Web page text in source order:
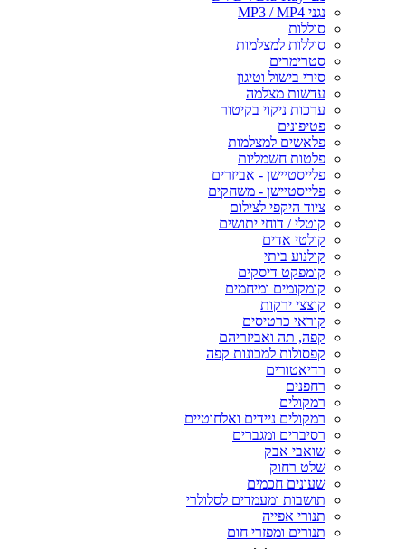
נגני MP3 / MP4
סוללות
סוללות למצלמות
סטרימרים
סירי בישול וטיגון
עדשות מצלמה
ערכות ניקוי בקיטור
פטיפונים
פלאשים למצלמות
פלטות חשמליות
פלייסטיישן - אביזרים
פלייסטיישן - משחקים
ציוד היקפי לצילום
קוטלי / דוחי יתושים
קולטי אדים
קולנוע ביתי
קומפקט דיסקים
קומקומים ומיחמים
קוצצי ירקות
קוראי כרטיסים
קפה, תה ואביזריהם
קפסולות למכונות קפה
רדיאטורים
רחפנים
רמקולים
רמקולים ניידים ואלחוטיים
רסיברים ומגברים
שואבי אבק
שלט רחוק
שעונים חכמים
תושבות ומעמדים לסלולרי
תנורי אפייה
תנורים ומפזרי חום